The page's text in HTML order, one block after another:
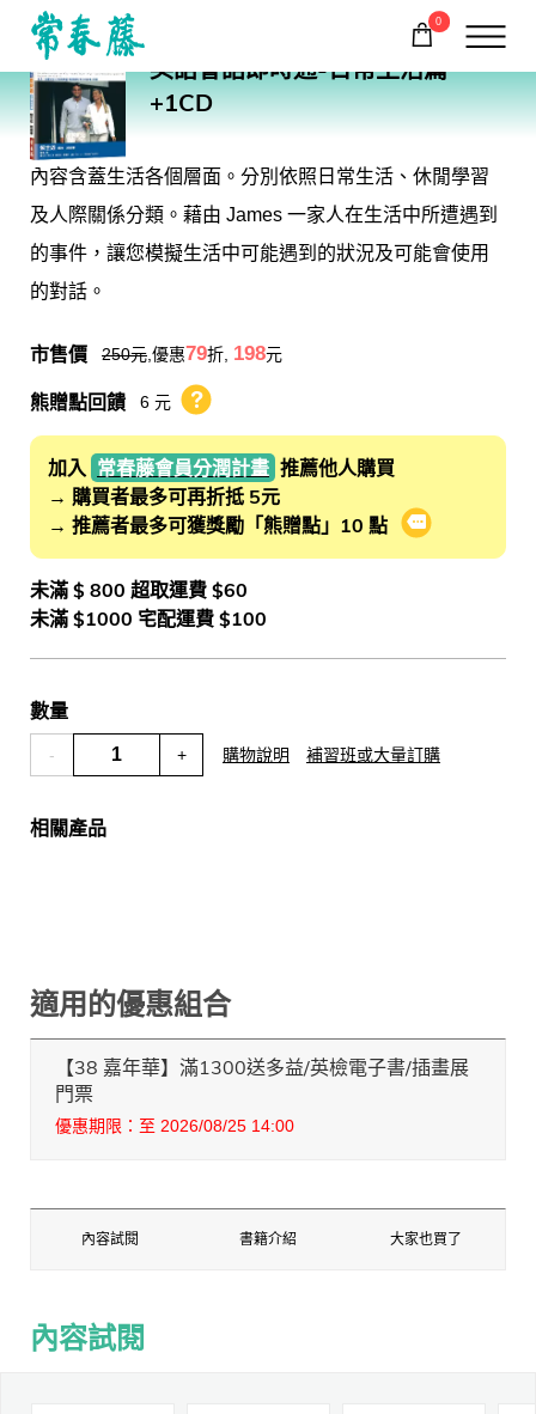
回常春藤首頁
0
購物車
英語會話即時通-日常生活篇
+1CD
內容含蓋生活各個層面。分別依照日常生活、休閒學習
及人際關係分類。藉由 James 一家人在生活中所遭遇到
的事件，讓您模擬生活中可能遇到的狀況及可能會使用
的對話。
市售價 250元 ,優惠79折, 198元
熊贈點回饋 6 元 熊贈點回饋辦法
加入 常春藤會員分潤計畫 推薦他人購買
→ 購買者最多可再折抵 5元
→ 推薦者最多可獲獎勵「熊贈點」10 點
會員推薦分潤
未滿 $ 800 超取運費 $60
未滿 $1000 宅配運費 $100
數量
- + 購物說明 補習班或大量訂購
相關產品
適用的優惠組合
【38 嘉年華】滿1300送多益/英檢電子書/插畫展
門票
優惠期限：至 2026/08/25 14:00
內容試閱 書籍介紹 大家也買了
內容試閱